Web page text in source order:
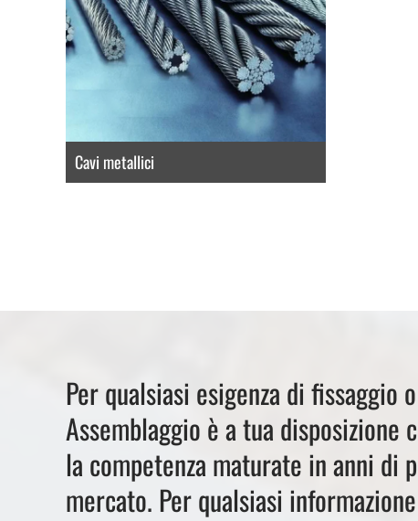
Cavi metallici
Per qualsiasi esigenza di fissaggio
Assemblaggio è a tua disposizione
la competenza maturate in anni di
mercato. Per qualsiasi